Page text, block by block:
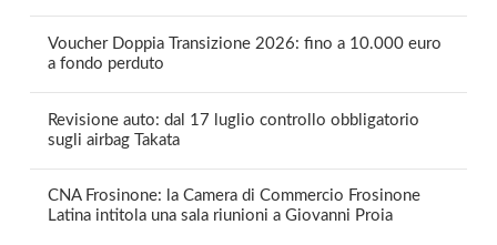
Voucher Doppia Transizione 2026: fino a 10.000 euro
a fondo perduto
Revisione auto: dal 17 luglio controllo obbligatorio
sugli airbag Takata
CNA Frosinone: la Camera di Commercio Frosinone
Latina intitola una sala riunioni a Giovanni Proia